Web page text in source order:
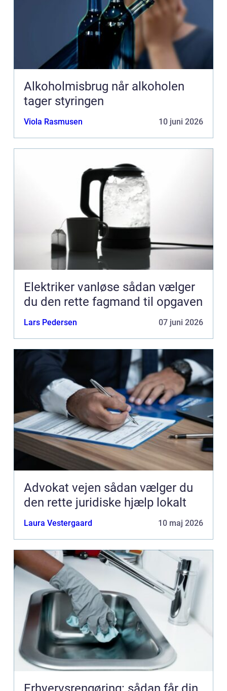
Alkoholmisbrug når alkoholen
tager styringen
Viola Rasmusen 10 juni 2026
Elektriker vanløse sådan vælger
du den rette fagmand til opgaven
Lars Pedersen 07 juni 2026
Advokat vejen sådan vælger du
den rette juridiske hjælp lokalt
Laura Vestergaard 10 maj 2026